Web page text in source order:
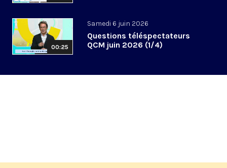
00:25
Samedi 6 juin 2026
Questions téléspectateurs
QCM juin 2026 (1/4)